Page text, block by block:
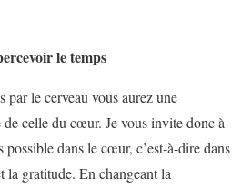
le temps
par le cerveau vous aurez une
celle du cœur. Je vous invite donc à
dans le cœur, c’est-à-dire dans
la gratitude. En changeant la